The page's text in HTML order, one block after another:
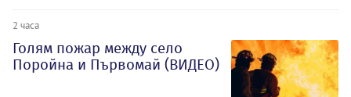
2 часа
Голям пожар между село
Поройна и Първомай (ВИДЕО)